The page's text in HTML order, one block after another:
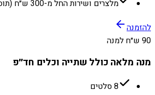
מלצרים ושירות החל מ-300 ש״ח (תוספת)
להזמנה
90 ש״ח למנה
מנה מלאה כולל שתייה וכלים חד״פ
8 סלטים